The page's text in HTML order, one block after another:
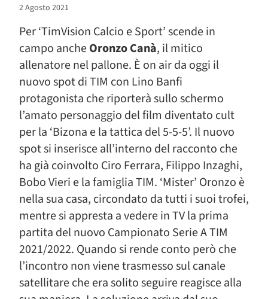
2 Agosto 2021
Per ‘TimVision Calcio e Sport’ scende in
campo ancheOronzo Canà, il mitico
allenatore nel pallone. È on air da oggi il
nuovo spot di TIM con Lino Banfi
protagonista che riporterà sullo schermo
l’amato personaggio del film diventato cult
per la ‘Bizona e la tattica del 5-5-5’. Il nuovo
spot si inserisce all’interno del racconto che
ha già coinvolto Ciro Ferrara, Filippo Inzaghi,
Bobo Vieri e la famiglia TIM. ‘Mister’ Oronzo è
nella sua casa, circondato da tutti i suoi trofei,
mentre si appresta a vedere in TV la prima
partita del nuovo Campionato Serie A TIM
2021/2022. Quando si rende conto però che
l’incontro non viene trasmesso sul canale
satellitare che era solito seguire reagisce alla